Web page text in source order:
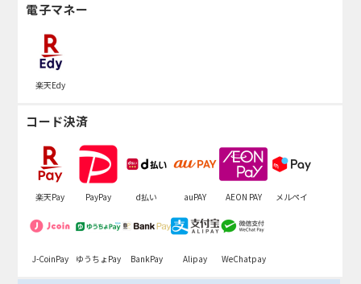
電子マネー
楽天Edy
コード決済
楽天Pay PayPay d払い auPAY AEON PAY メルペイ
J-CoinPay ゆうちょPay BankPay Alipay WeChatpay